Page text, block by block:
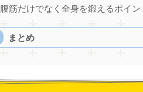
腹筋だけでなく全身を鍛えるポイ
まとめ